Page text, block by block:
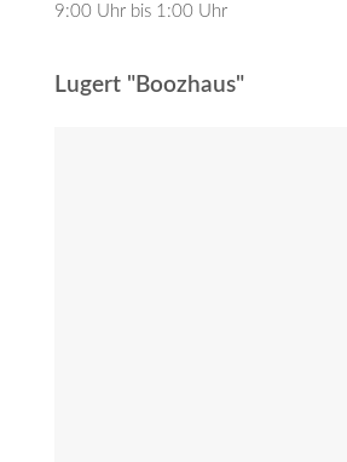
9:00 Uhr bis 1:00 Uhr
Lugert "Boozhaus"